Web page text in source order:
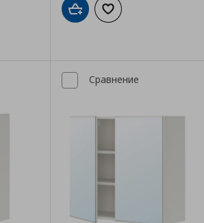
списъка с любими
Добави в кошницата
Добави към
Сравнение